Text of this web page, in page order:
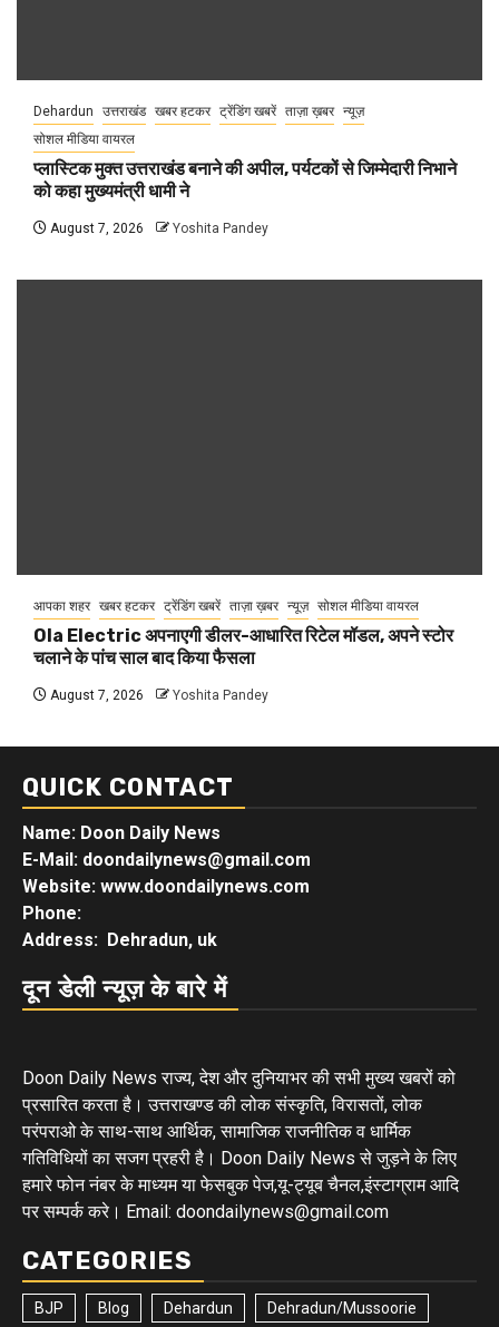
Dehardun उत्तराखंड खबर हटकर ट्रेंडिंग खबरें ताज़ा ख़बर न्यूज़
सोशल मीडिया वायरल
प्लास्टिक मुक्त उत्तराखंड बनाने की अपील, पर्यटकों से जिम्मेदारी निभाने
को कहा मुख्यमंत्री धामी ने
August 7, 2026 Yoshita Pandey
आपका शहर खबर हटकर ट्रेंडिंग खबरें ताज़ा ख़बर न्यूज़ सोशल मीडिया वायरल
Ola Electric अपनाएगी डीलर-आधारित रिटेल मॉडल, अपने स्टोर
चलाने के पांच साल बाद किया फैसला
August 7, 2026 Yoshita Pandey
QUICK CONTACT
Name: Doon Daily News
E-Mail: doondailynews@gmail.com
Website: www.doondailynews.com
Phone:
Address: Dehradun, uk
दून डेली न्यूज़ के बारे में
Doon Daily News राज्य, देश और दुनियाभर की सभी मुख्य खबरों को
प्रसारित करता है। उत्तराखण्ड की लोक संस्कृति, विरासतों, लोक
परंपराओ के साथ-साथ आर्थिक, सामाजिक राजनीतिक व धार्मिक
गतिविधियों का सजग प्रहरी है। Doon Daily News से जुड़ने के लिए
हमारे फोन नंबर के माध्यम या फेसबुक पेज,यू-ट्यूब चैनल,इंस्टाग्राम आदि
पर सम्पर्क करे। Email: doondailynews@gmail.com
CATEGORIES
BJP Blog Dehardun Dehradun/Mussoorie